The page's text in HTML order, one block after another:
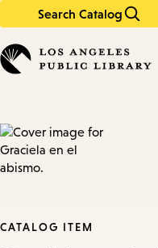
Search Catalog
in
keywords
CATALOG ITEM